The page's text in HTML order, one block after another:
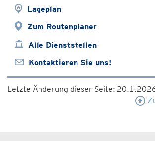
Lageplan
Zum Routenplaner
Alle Dienststellen
Kontaktieren Sie uns!
Letzte Änderung dieser Seite: